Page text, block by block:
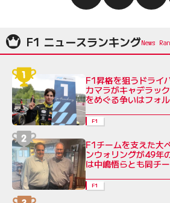
F1 ニュースランキング
F1昇格を狙うドライ
カマラがキャデラッ
をめぐる争いはフォ
F1
F1チームを支えた大
ンウォリングが49年
は中嶋悟らとも同チ
F1